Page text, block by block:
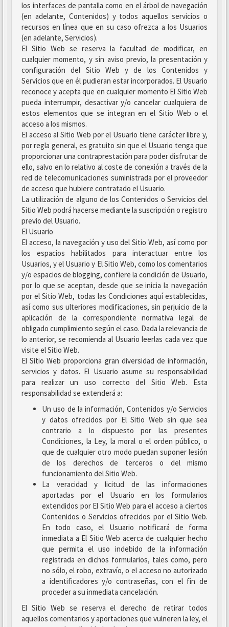
los interfaces de pantalla como en el árbol de navegación
(en adelante, Contenidos) y todos aquellos servicios o
recursos en línea que en su caso ofrezca a los Usuarios
(en adelante, Servicios).
El Sitio Web se reserva la facultad de modificar, en
cualquier momento, y sin aviso previo, la presentación y
configuración del Sitio Web y de los Contenidos y
Servicios que en él pudieran estar incorporados. El Usuario
reconoce y acepta que en cualquier momento El Sitio Web
pueda interrumpir, desactivar y/o cancelar cualquiera de
estos elementos que se integran en el Sitio Web o el
acceso a los mismos.
El acceso al Sitio Web por el Usuario tiene carácter libre y,
por regla general, es gratuito sin que el Usuario tenga que
proporcionar una contraprestación para poder disfrutar de
ello, salvo en lo relativo al coste de conexión a través de la
red de telecomunicaciones suministrada por el proveedor
de acceso que hubiere contratado el Usuario.
La utilización de alguno de los Contenidos o Servicios del
Sitio Web podrá hacerse mediante la suscripción o registro
previo del Usuario.
El Usuario
El acceso, la navegación y uso del Sitio Web, así como por
los espacios habilitados para interactuar entre los
Usuarios, y el Usuario y El Sitio Web, como los comentarios
y/o espacios de blogging, confiere la condición de Usuario,
por lo que se aceptan, desde que se inicia la navegación
por el Sitio Web, todas las Condiciones aquí establecidas,
así como sus ulteriores modificaciones, sin perjuicio de la
aplicación de la correspondiente normativa legal de
obligado cumplimiento según el caso. Dada la relevancia de
lo anterior, se recomienda al Usuario leerlas cada vez que
visite el Sitio Web.
El Sitio Web proporciona gran diversidad de información,
servicios y datos. El Usuario asume su responsabilidad
para realizar un uso correcto del Sitio Web. Esta
responsabilidad se extenderá a:
Un uso de la información, Contenidos y/o Servicios
y datos ofrecidos por El Sitio Web sin que sea
contrario a lo dispuesto por las presentes
Condiciones, la Ley, la moral o el orden público, o
que de cualquier otro modo puedan suponer lesión
de los derechos de terceros o del mismo
funcionamiento del Sitio Web.
La veracidad y licitud de las informaciones
aportadas por el Usuario en los formularios
extendidos por El Sitio Web para el acceso a ciertos
Contenidos o Servicios ofrecidos por el Sitio Web.
En todo caso, el Usuario notificará de forma
inmediata a El Sitio Web acerca de cualquier hecho
que permita el uso indebido de la información
registrada en dichos formularios, tales como, pero
no sólo, el robo, extravío, o el acceso no autorizado
a identificadores y/o contraseñas, con el fin de
proceder a su inmediata cancelación.
El Sitio Web se reserva el derecho de retirar todos
aquellos comentarios y aportaciones que vulneren la ley, el